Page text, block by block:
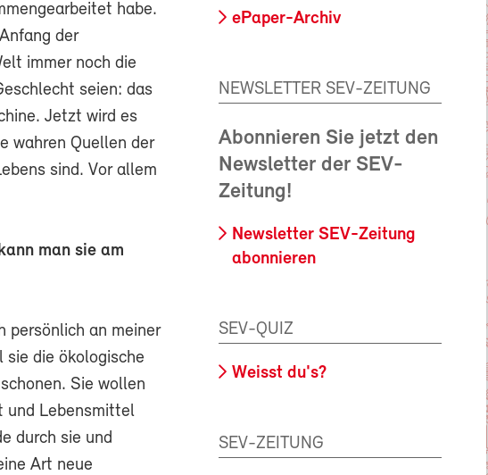
habe.
der
immer noch die
seien: das
Jetzt wird es
wahren Quellen der
sind. Vor allem
man sie am
persönlich an meiner
sie die ökologische
Sie wollen
und Lebensmittel
durch sie und
Art neue
ePaper-Archiv
NEWSLETTER SEV-ZEITUNG
Abonnieren Sie jetzt den
Newsletter der SEV-
Zeitung!
Newsletter SEV-Zeitung
abonnieren
SEV-QUIZ
Weisst du's?
SEV-ZEITUNG